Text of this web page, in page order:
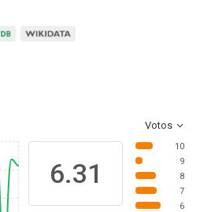
Votos
6.31
10
9
8
7
6